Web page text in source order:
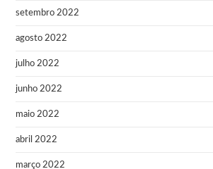
setembro 2022
agosto 2022
julho 2022
junho 2022
maio 2022
abril 2022
março 2022